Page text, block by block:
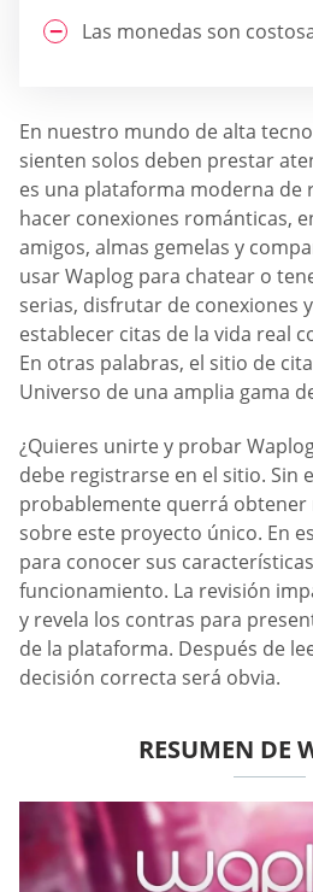
Las monedas son
En nuestro mundo de alta
sienten solos deben prestar
es una plataforma moderna de
hacer conexiones románticas,
amigos, almas gemelas y
usar Waplog para chatear o
serias, disfrutar de conexiones
establecer citas de la vida real
En otras palabras, el sitio de
Universo de una amplia gama
¿Quieres unirte y probar
debe registrarse en el sitio. Sin
probablemente querrá obtener
sobre este proyecto único. En
para conocer sus
funcionamiento. La revisión
y revela los contras para
de la plataforma. Después de
decisión correcta será obvia.
RESUMEN DE